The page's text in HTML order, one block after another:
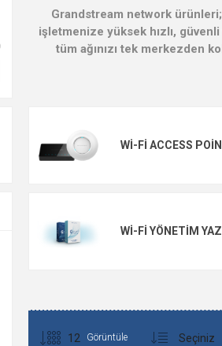
Grandstream network
işletmenize yüksek hızlı,
tüm ağınızı tek merkezden
WI-FI ACCESS
WI-FI YÖNETIM
Görüntüle